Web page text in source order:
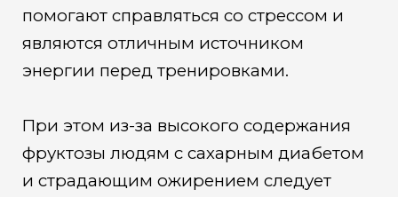
помогают справляться со стрессом и
являются отличным источником
энергии перед тренировками.
При этом из-за высокого содержания
фруктозы людям с сахарным диабетом
и страдающим ожирением следует